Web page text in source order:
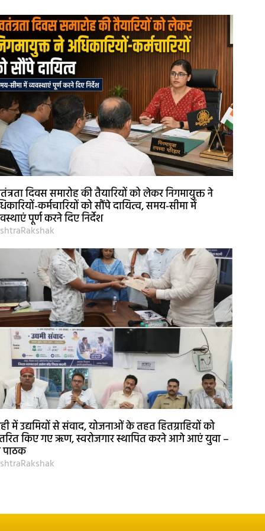
दिवस समारोह की तैयारियों को लेकर निगमायुक्त ने
कर्मचारियों को सौंपे दायित्व, समय-सीमा में
पूर्ण करने दिए निर्देश
में उद्यमियों से संवाद, योजनाओं के तहत हितग्राहियों को
किए गए ऋण, स्वरोजगार स्थापित करने आगे आएं युवा –
पाठक